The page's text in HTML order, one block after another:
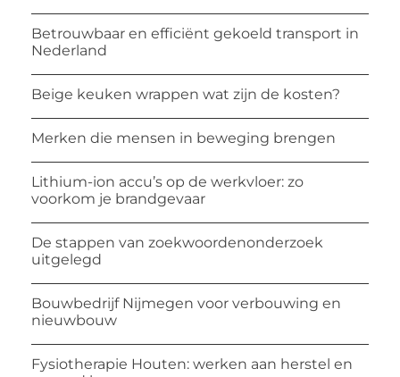
Betrouwbaar en efficiënt gekoeld transport in
Nederland
Beige keuken wrappen wat zijn de kosten?
Merken die mensen in beweging brengen
Lithium-ion accu’s op de werkvloer: zo
voorkom je brandgevaar
De stappen van zoekwoordenonderzoek
uitgelegd
Bouwbedrijf Nijmegen voor verbouwing en
nieuwbouw
Fysiotherapie Houten: werken aan herstel en